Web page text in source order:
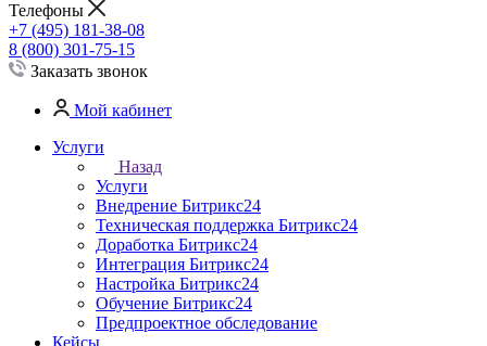
Телефоны
+7 (495) 181-38-08
8 (800) 301-75-15
Заказать звонок
Мой кабинет
Услуги
Назад
Услуги
Внедрение Битрикс24
Техническая поддержка Битрикс24
Доработка Битрикс24
Интеграция Битрикс24
Настройка Битрикс24
Обучение Битрикс24
Предпроектное обследование
Кейсы